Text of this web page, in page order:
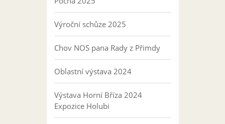
Výroční schůze 2025
Chov NOS pana Rady z Přimdy
Oblastní výstava 2024
Výstava Horní Bříza 2024
Expozice Holubi